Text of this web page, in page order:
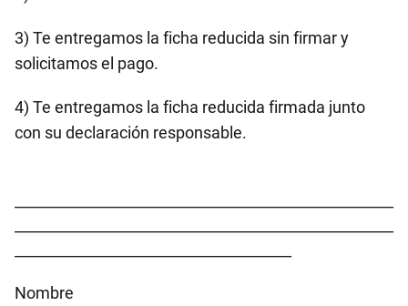
3) Te entregamos la ficha reducida sin firmar y
solicitamos el pago.
4) Te entregamos la ficha reducida firmada junto
con su declaración responsable.
Nombre